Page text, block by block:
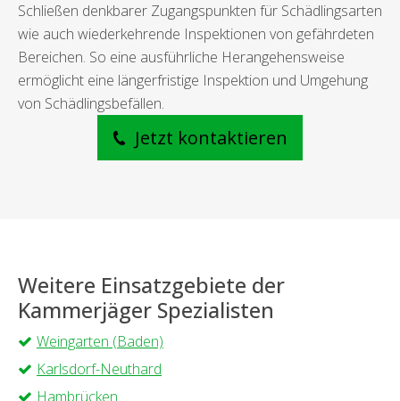
Schließen denkbarer Zugangspunkten für Schädlingsarten
wie auch wiederkehrende Inspektionen von gefährdeten
Bereichen. So eine ausführliche Herangehensweise
ermöglicht eine längerfristige Inspektion und Umgehung
von Schädlingsbefällen.
Jetzt kontaktieren
Weitere Einsatzgebiete der
Kammerjäger Spezialisten
Weingarten (Baden)
Karlsdorf-Neuthard
Hambrücken